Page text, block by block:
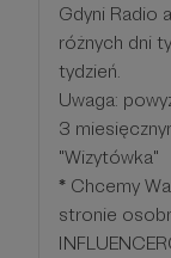
Gdyni Radio
różnych dni
tydzień.
Uwaga:
3
"Wizytówka"
* Chcemy
stronie